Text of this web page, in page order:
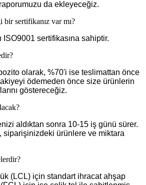
da ekleyeceğiz.
sertifikanız var mı?
ISO9001 sertifikasına sahiptir.
olarak, %70'i ise teslimattan önce
ödemeden önce size ürünlerin
göstereceğiz.
aldıktan sonra 10-15 iş günü sürer.
siparişinizdeki ürünlere ve miktara
(LCL) için standart ihracat ahşap